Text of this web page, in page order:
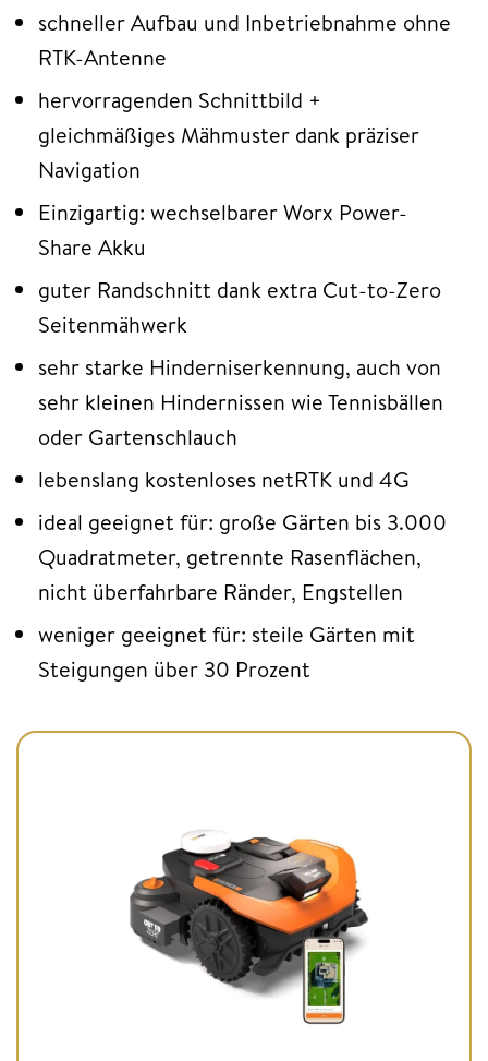
schneller Aufbau und Inbetriebnahme ohne
RTK-Antenne
hervorragenden Schnittbild +
gleichmäßiges Mähmuster dank präziser
Navigation
Einzigartig: wechselbarer Worx Power-
Share Akku
guter Randschnitt dank extra Cut-to-Zero
Seitenmähwerk
sehr starke Hinderniserkennung, auch von
sehr kleinen Hindernissen wie Tennisbällen
oder Gartenschlauch
lebenslang kostenloses netRTK und 4G
ideal geeignet für: große Gärten bis 3.000
Quadratmeter, getrennte Rasenflächen,
nicht überfahrbare Ränder, Engstellen
weniger geeignet für: steile Gärten mit
Steigungen über 30 Prozent